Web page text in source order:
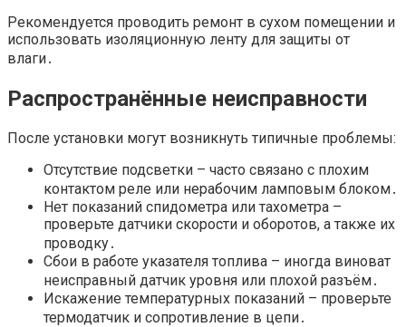
Рекомендуется проводить ремонт в сухом помещении и
использовать изоляционную ленту для защиты от
влаги․
Распространённые неисправности
После установки могут возникнуть типичные проблемы:
Отсутствие подсветки – часто связано с плохим
контактом реле или нерабочим ламповым блоком․
Нет показаний спидометра или тахометра –
проверьте датчики скорости и оборотов, а также их
проводку․
Сбои в работе указателя топлива – иногда виноват
неисправный датчик уровня или плохой разъём․
Искажение температурных показаний – проверьте
термодатчик и сопротивление в цепи․